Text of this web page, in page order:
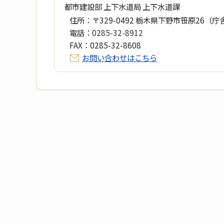
都市建設部 上下水道局 上下水道課
住所： 〒329-0492 栃木県下野市笹原26（庁
電話： 0285-32-8912
FAX： 0285-32-8608
お問い合わせはこちら